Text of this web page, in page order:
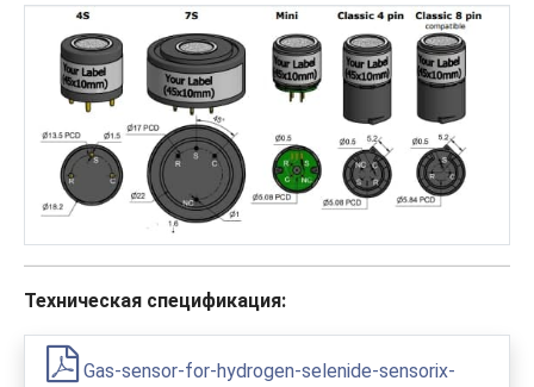
Техническая спецификация:
Gas-sensor-for-hydrogen-selenide-sensorix-